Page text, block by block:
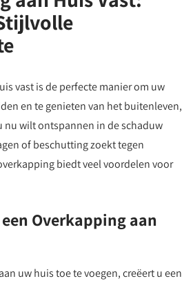
vast is de perfecte manier om uw
en te genieten van het buitenleven,
nu wilt ontspannen in de schaduw
of beschutting zoekt tegen
biedt veel voordelen voor
Overkapping aan
uw huis toe te voegen, creëert u een